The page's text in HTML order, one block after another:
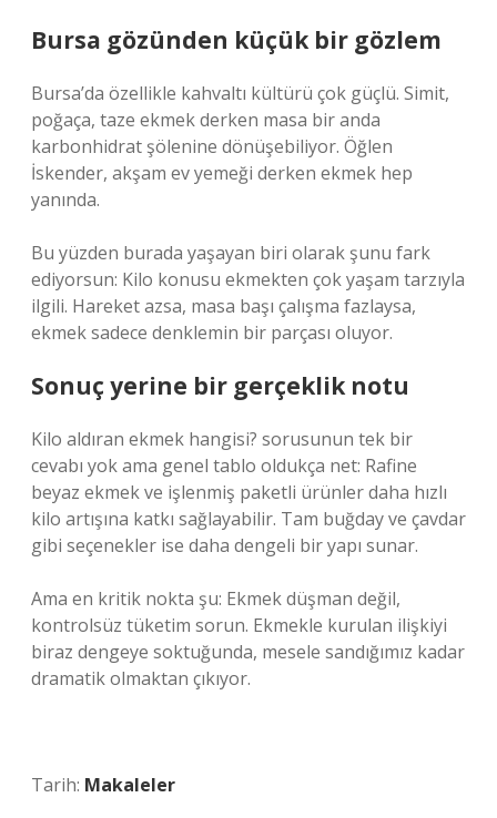
Bursa gözünden küçük bir gözlem
Bursa’da özellikle kahvaltı kültürü çok güçlü. Simit,
poğaça, taze ekmek derken masa bir anda
karbonhidrat şölenine dönüşebiliyor. Öğlen
İskender, akşam ev yemeği derken ekmek hep
yanında.
Bu yüzden burada yaşayan biri olarak şunu fark
ediyorsun: Kilo konusu ekmekten çok yaşam tarzıyla
ilgili. Hareket azsa, masa başı çalışma fazlaysa,
ekmek sadece denklemin bir parçası oluyor.
Sonuç yerine bir gerçeklik notu
Kilo aldıran ekmek hangisi? sorusunun tek bir
cevabı yok ama genel tablo oldukça net: Rafine
beyaz ekmek ve işlenmiş paketli ürünler daha hızlı
kilo artışına katkı sağlayabilir. Tam buğday ve çavdar
gibi seçenekler ise daha dengeli bir yapı sunar.
Ama en kritik nokta şu: Ekmek düşman değil,
kontrolsüz tüketim sorun. Ekmekle kurulan ilişkiyi
biraz dengeye soktuğunda, mesele sandığımız kadar
dramatik olmaktan çıkıyor.
Tarih: Makaleler